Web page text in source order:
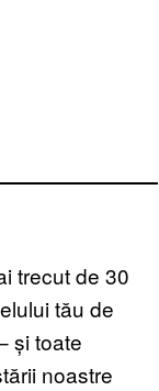
trecut de 30
tău de
și toate
noastre